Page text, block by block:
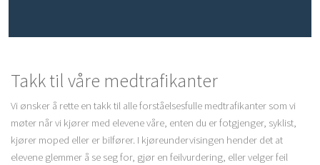
Takk til våre medtrafikanter
Vi ønsker å rette en takk til alle forståelsesfulle medtrafikanter som vi
møter når vi kjører med elevene våre, enten du er fotgjenger, syklist,
kjører moped eller er bilfører. I kjøreundervisingen hender det at
elevene glemmer å se seg for, gjør en feilvurdering, eller velger feil